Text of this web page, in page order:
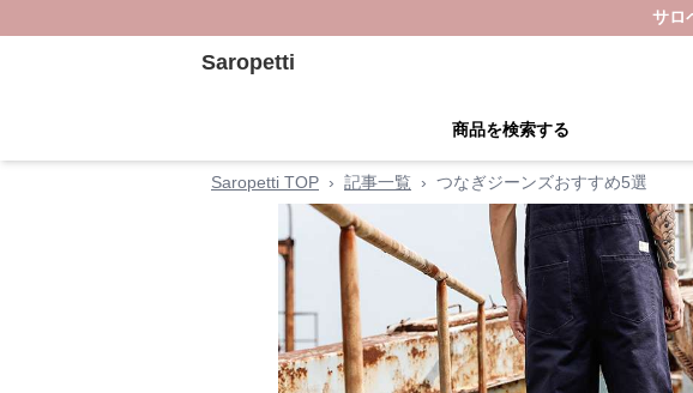
サロ
Saropetti
商品を検索する
Saropetti TOP › 記事一覧 › つなぎジーンズおすすめ5選